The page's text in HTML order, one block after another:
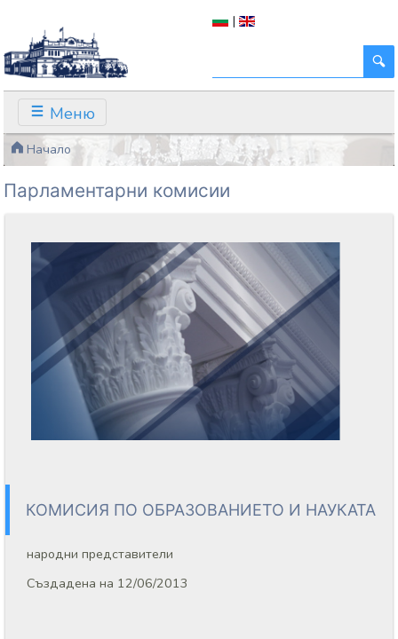
|
Меню
Начало
Парламентарни комисии
КОМИСИЯ ПО ОБРАЗОВАНИЕТО И НАУКАТА
народни представители
Създадена на 12/06/2013